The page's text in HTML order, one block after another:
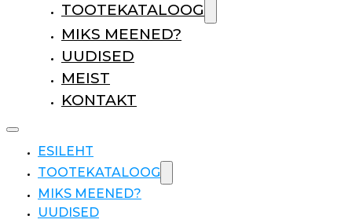
TOOTEKATALOOG
MIKS MEENED?
UUDISED
MEIST
KONTAKT
ESILEHT
TOOTEKATALOOG
MIKS MEENED?
UUDISED